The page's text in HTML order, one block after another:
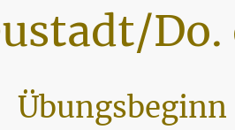
Do.
Übungsbeginn